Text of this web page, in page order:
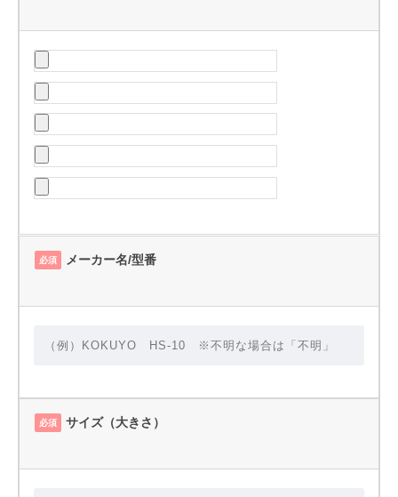
必須 メーカー名/型番
必須 サイズ（大きさ）